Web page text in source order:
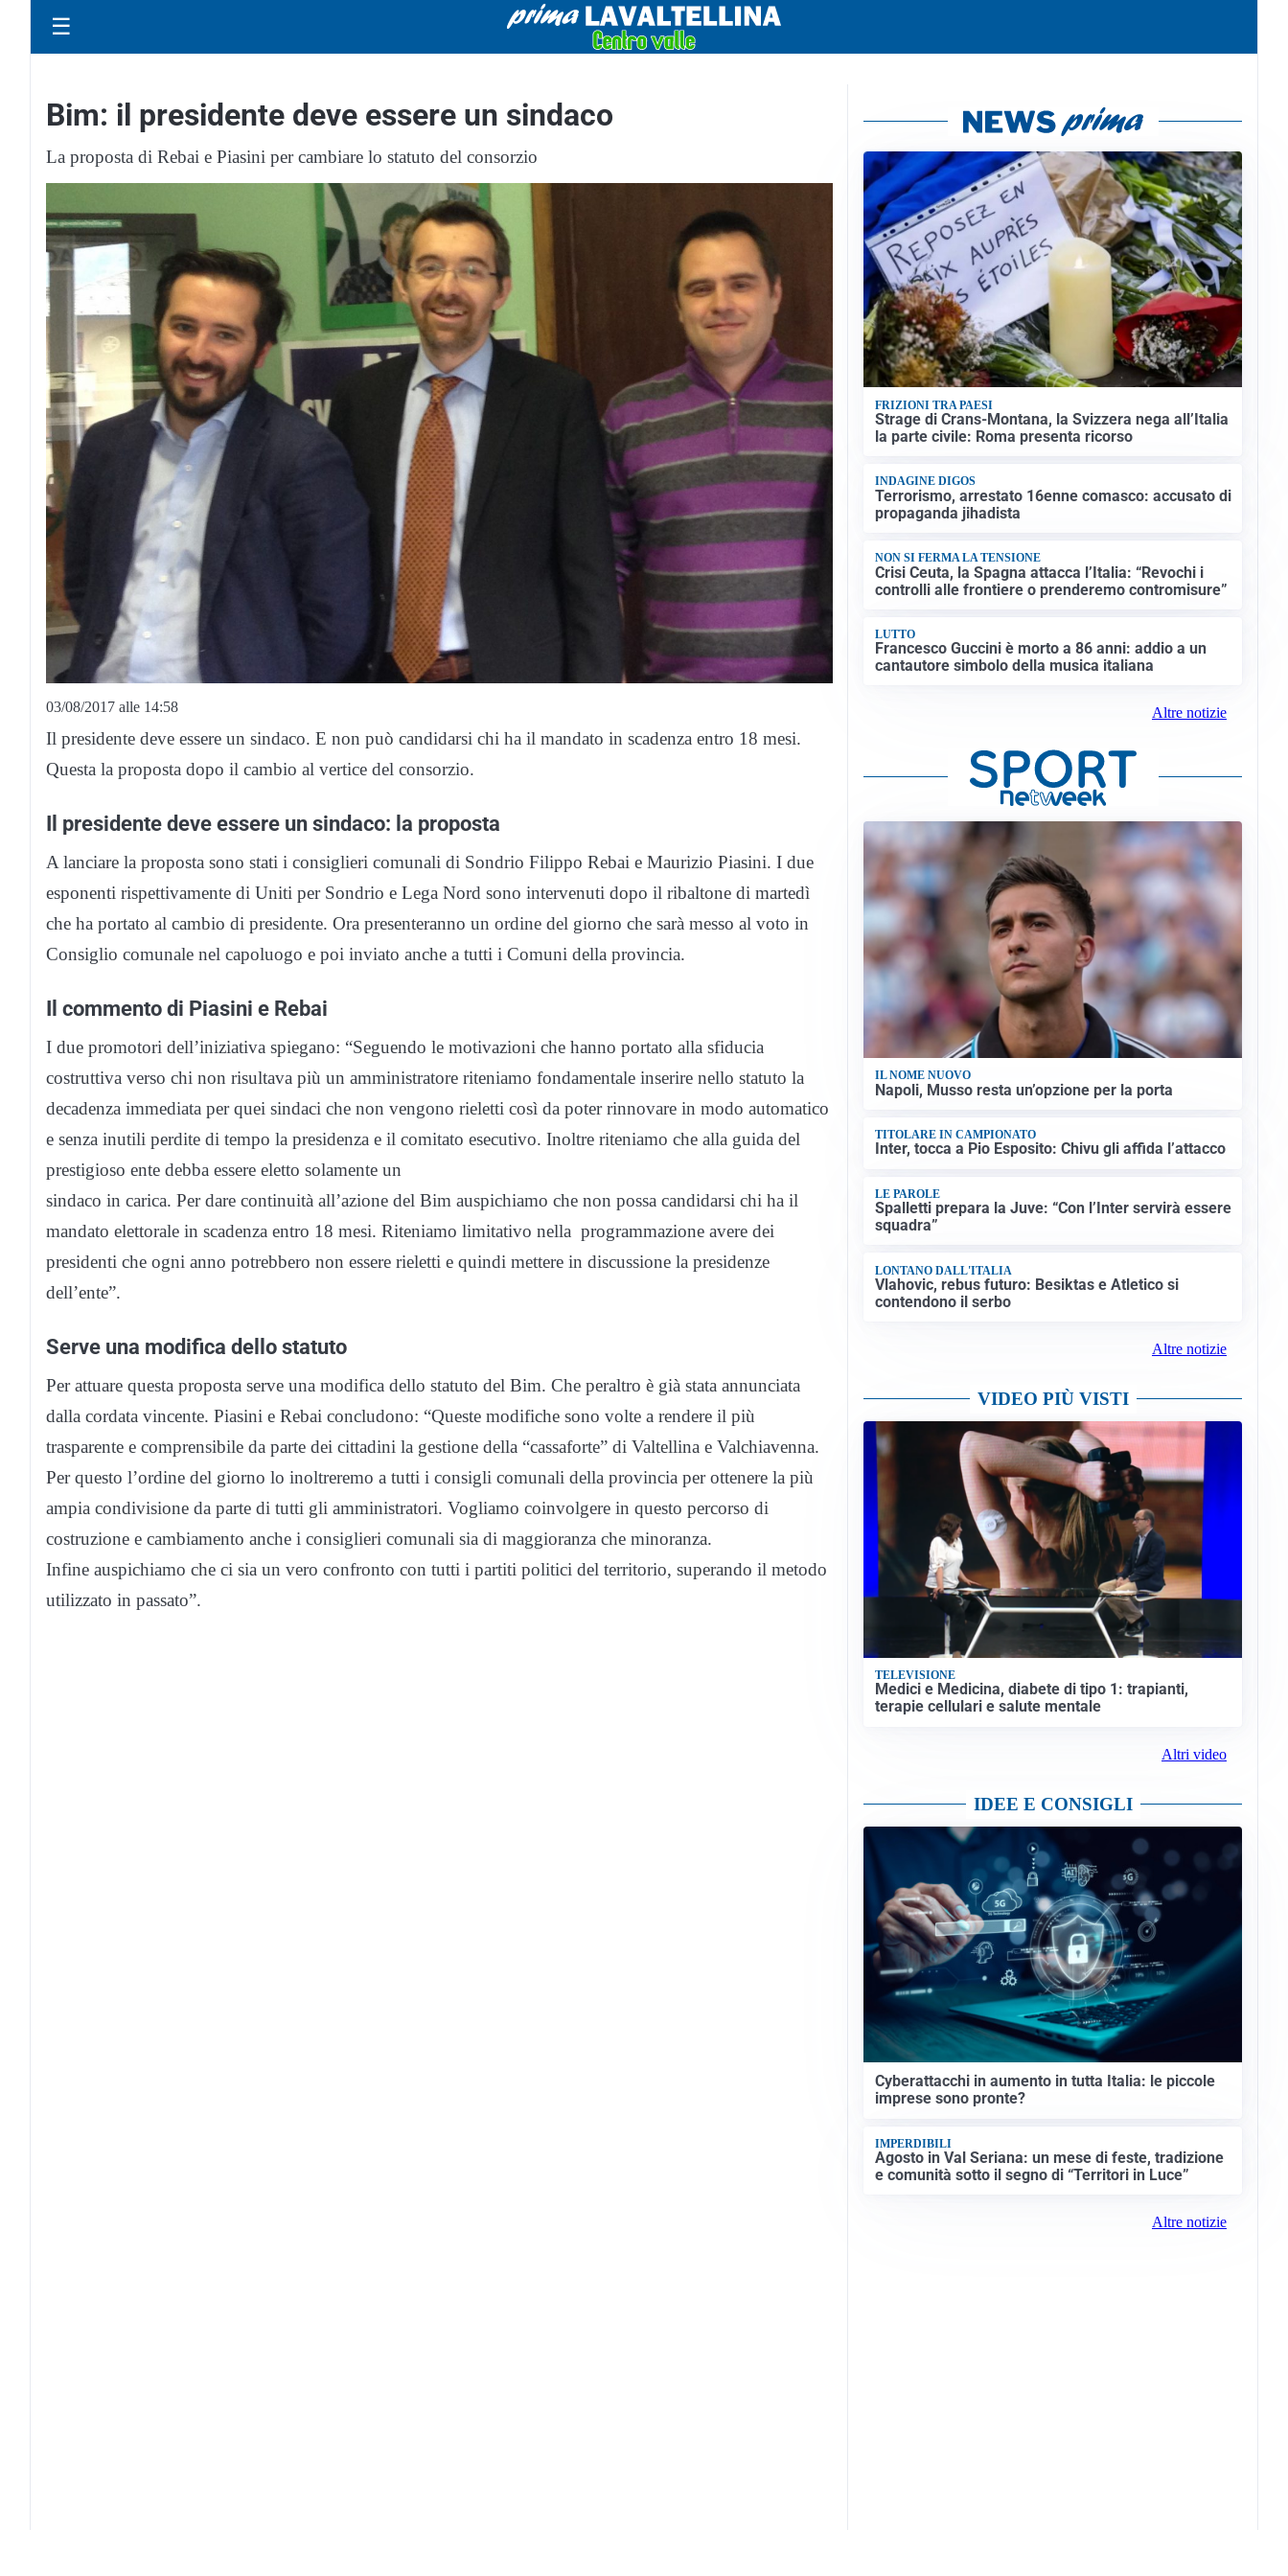
☰
Bim: il presidente deve essere un sindaco
La proposta di Rebai e Piasini per cambiare lo statuto del consorzio
03/08/2017 alle 14:58
Il presidente deve essere un sindaco. E non può candidarsi chi ha il mandato in scadenza entro 18 mesi.
Questa la proposta dopo il cambio al vertice del consorzio.
Il presidente deve essere un sindaco: la proposta
A lanciare la proposta sono stati i consiglieri comunali di Sondrio Filippo Rebai e Maurizio Piasini. I due
esponenti rispettivamente di Uniti per Sondrio e Lega Nord sono intervenuti dopo il ribaltone di martedì
che ha portato al cambio di presidente. Ora presenteranno un ordine del giorno che sarà messo al voto in
Consiglio comunale nel capoluogo e poi inviato anche a tutti i Comuni della provincia.
Il commento di Piasini e Rebai
I due promotori dell’iniziativa spiegano: “Seguendo le motivazioni che hanno portato alla sfiducia
costruttiva verso chi non risultava più un amministratore riteniamo fondamentale inserire nello statuto la
decadenza immediata per quei sindaci che non vengono rieletti così da poter rinnovare in modo automatico
e senza inutili perdite di tempo la presidenza e il comitato esecutivo. Inoltre riteniamo che alla guida del
prestigioso ente debba essere eletto solamente un
sindaco in carica. Per dare continuità all’azione del Bim auspichiamo che non possa candidarsi chi ha il
mandato elettorale in scadenza entro 18 mesi. Riteniamo limitativo nella programmazione avere dei
presidenti che ogni anno potrebbero non essere rieletti e quindi mettere in discussione la presidenze
dell’ente”.
Serve una modifica dello statuto
Per attuare questa proposta serve una modifica dello statuto del Bim. Che peraltro è già stata annunciata
dalla cordata vincente. Piasini e Rebai concludono: “Queste modifiche sono volte a rendere il più
trasparente e comprensibile da parte dei cittadini la gestione della “cassaforte” di Valtellina e Valchiavenna.
Per questo l’ordine del giorno lo inoltreremo a tutti i consigli comunali della provincia per ottenere la più
ampia condivisione da parte di tutti gli amministratori. Vogliamo coinvolgere in questo percorso di
costruzione e cambiamento anche i consiglieri comunali sia di maggioranza che minoranza.
Infine auspichiamo che ci sia un vero confronto con tutti i partiti politici del territorio, superando il metodo
utilizzato in passato”.
FRIZIONI TRA PAESI
Strage di Crans-Montana, la Svizzera nega all’Italia
la parte civile: Roma presenta ricorso
INDAGINE DIGOS
Terrorismo, arrestato 16enne comasco: accusato di
propaganda jihadista
NON SI FERMA LA TENSIONE
Crisi Ceuta, la Spagna attacca l’Italia: “Revochi i
controlli alle frontiere o prenderemo contromisure”
LUTTO
Francesco Guccini è morto a 86 anni: addio a un
cantautore simbolo della musica italiana
Altre notizie
IL NOME NUOVO
Napoli, Musso resta un’opzione per la porta
TITOLARE IN CAMPIONATO
Inter, tocca a Pio Esposito: Chivu gli affida l’attacco
LE PAROLE
Spalletti prepara la Juve: “Con l’Inter servirà essere
squadra”
LONTANO DALL'ITALIA
Vlahovic, rebus futuro: Besiktas e Atletico si
contendono il serbo
Altre notizie
VIDEO PIÙ VISTI
TELEVISIONE
Medici e Medicina, diabete di tipo 1: trapianti,
terapie cellulari e salute mentale
Altri video
IDEE E CONSIGLI
Cyberattacchi in aumento in tutta Italia: le piccole
imprese sono pronte?
IMPERDIBILI
Agosto in Val Seriana: un mese di feste, tradizione
e comunità sotto il segno di “Territori in Luce”
Altre notizie